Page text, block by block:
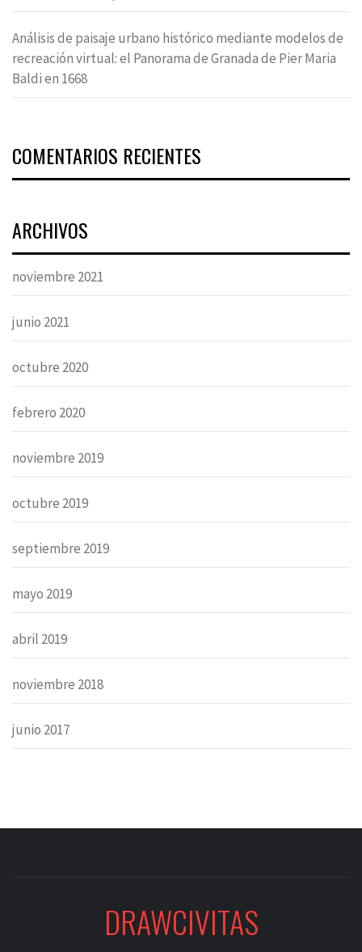
Análisis de paisaje urbano histórico mediante modelos de
recreación virtual: el Panorama de Granada de Pier Maria
Baldi en 1668
COMENTARIOS RECIENTES
ARCHIVOS
noviembre 2021
junio 2021
octubre 2020
febrero 2020
noviembre 2019
octubre 2019
septiembre 2019
mayo 2019
abril 2019
noviembre 2018
junio 2017
DRAWCIVITAS